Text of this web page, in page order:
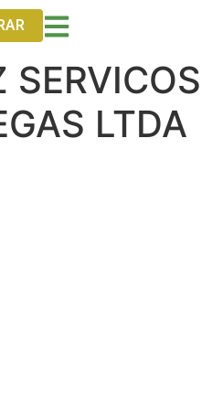
SERVICOS
LTDA